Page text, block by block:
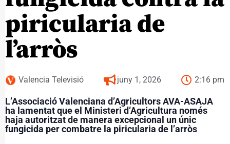
piricularia de
l’arròs
Valencia Televisió juny 1, 2026 2:16 pm
L’Associació Valenciana d’Agricultors AVA-ASAJA
ha lamentat que el Ministeri d’Agricultura només
haja autoritzat de manera excepcional un únic
fungicida per combatre la piricularia de l’arròs